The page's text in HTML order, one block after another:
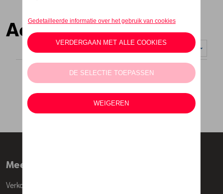
Accessoires
Meer info
Verkoopsvoorwaarden